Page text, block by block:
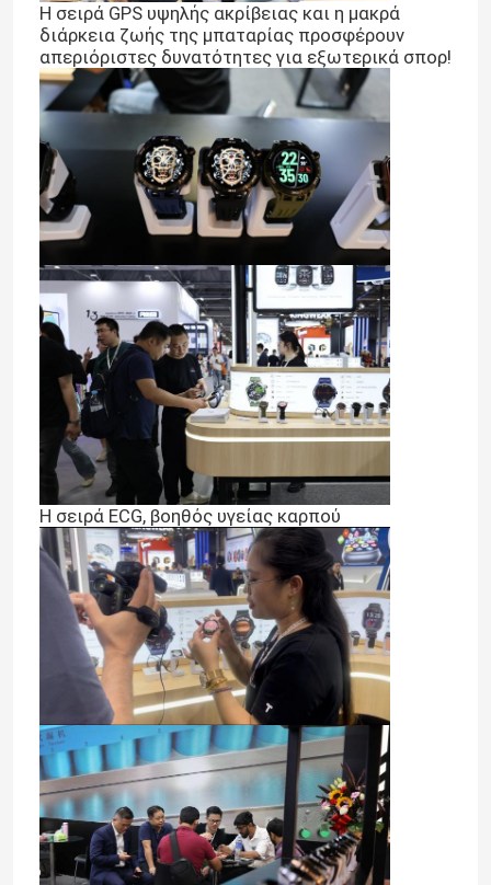
Σπίτι
Προϊόντα
Σχετικά με εμάς
Η σειρά GPS υψηλής ακρίβειας και η μακρά
διάρκεια ζωής της μπαταρίας προσφέρουν
απεριόριστες δυνατότητες για εξωτερικά σπορ!
Η σειρά ECG, βοηθός υγείας καρπού